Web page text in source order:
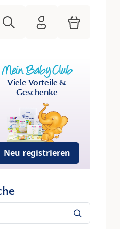
HiPP Mein Babyclub
Warenkorb
Viele Vorteile &
Geschenke
Neu registrieren